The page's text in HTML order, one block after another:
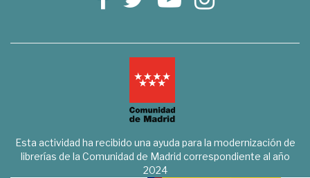
Esta actividad ha recibido una ayuda para la modernización de
librerías de la Comunidad de Madrid correspondiente al año
2024